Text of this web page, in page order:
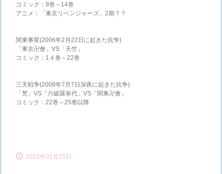
コミック：9巻～14巻
アニメ：「東京リベンジャーズ」2期？？
関東事変(2006年2月22日に起きた抗争)
「東京卍會」VS「天竺」
コミック：1４巻～22巻
三天戦争(2008年7月7日深夜に起きた抗争)
「梵」VS「六破羅単代」VS「関東卍會」
コミック：22巻～25巻以降
2022年01月25日